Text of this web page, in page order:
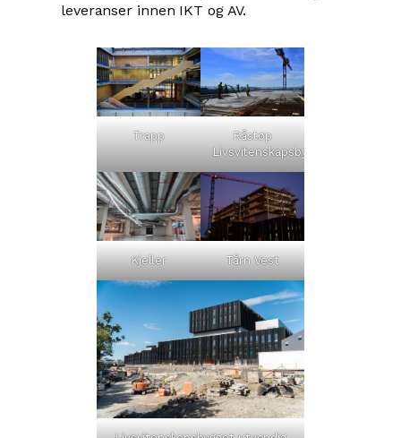
leveranser innen IKT og AV.
Trapp
Råstøp
Livsvitenskapsbygget
Kjeller Tårn Vest